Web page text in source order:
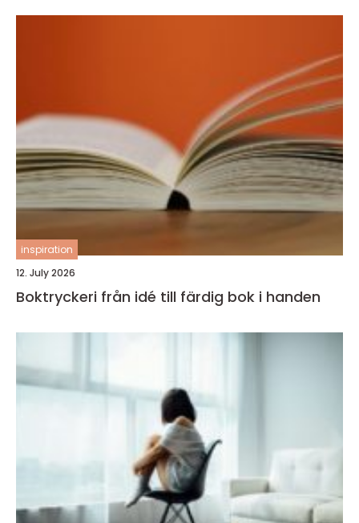
inspiration
12. July 2026
Boktryckeri från idé till färdig bok i handen